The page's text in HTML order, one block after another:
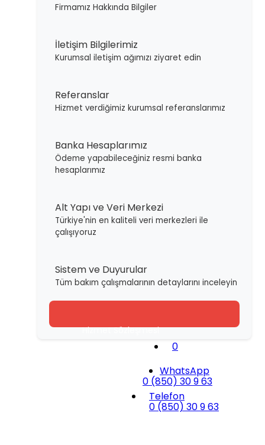
Firmamız Hakkında Bilgiler
İletişim Bilgilerimiz
Kurumsal iletişim ağımızı ziyaret edin
Referanslar
Hizmet verdiğimiz kurumsal referanslarımız
Banka Hesaplarımız
Ödeme yapabileceğiniz resmi banka
hesaplarımız
Alt Yapı ve Veri Merkezi
Türkiye'nin en kaliteli veri merkezleri ile
çalışıyoruz
Sistem ve Duyurular
Tüm bakım çalışmalarının detaylarını inceleyin
Hizmet Sözleşmesi
0
WhatsApp
0 (850) 30 9 63
Telefon
0 (850) 30 9 63